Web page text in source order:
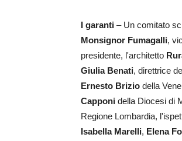
I garanti – Un comitato
Monsignor Fumagalli,
presidente, l'architetto
Giulia Benati, direttrice
Ernesto Brizio della
Capponi della Diocesi di
Regione Lombardia,
Isabella Marelli, Elena